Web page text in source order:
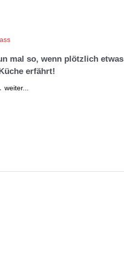
mal so, wenn plötzlich etwas
erfährt!
weiter...